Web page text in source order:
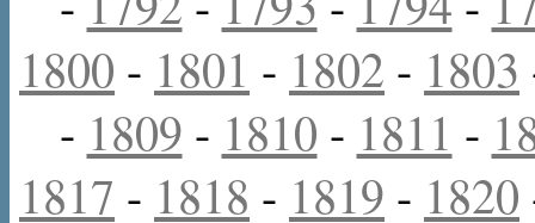
1800 - 1801 - 1802 - 1803
- 1809 - 1810 - 1811 -
1817 - 1818 - 1819 - 1820